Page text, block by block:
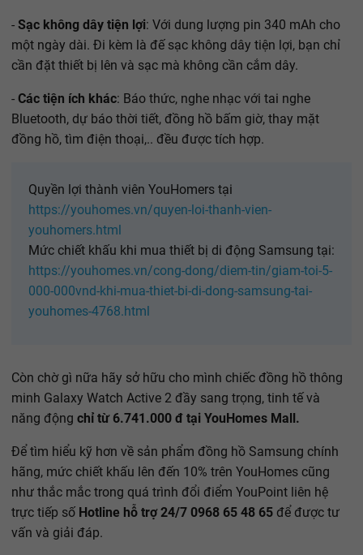
- Sạc không dây tiện lợi: Với dung lượng pin 340 mAh cho
một ngày dài. Đi kèm là đế sạc không dây tiện lợi, bạn chỉ
cần đặt thiết bị lên và sạc mà không cần cắm dây.
- Các tiện ích khác: Báo thức, nghe nhạc với tai nghe
Bluetooth, dự báo thời tiết, đồng hồ bấm giờ, thay mặt
đồng hồ, tìm điện thoại,.. đều được tích hợp.
Quyền lợi thành viên YouHomers tại
https://youhomes.vn/quyen-loi-thanh-vien-
youhomers.html
Mức chiết khấu khi mua thiết bị di động Samsung tại:
https://youhomes.vn/cong-dong/diem-tin/giam-toi-5-
000-000vnd-khi-mua-thiet-bi-di-dong-samsung-tai-
youhomes-4768.html
Còn chờ gì nữa hãy sở hữu cho mình chiếc đồng hồ thông
minh Galaxy Watch Active 2 đầy sang trọng, tinh tế và
năng động chỉ từ 6.741.000 đ tại YouHomes Mall.
Để tìm hiểu kỹ hơn về sản phẩm đồng hồ Samsung chính
hãng, mức chiết khấu lên đến 10% trên YouHomes cũng
như thắc mắc trong quá trình đổi điểm YouPoint liên hệ
trực tiếp số Hotline hỗ trợ 24/7 0968 65 48 65 để được tư
vấn và giải đáp.